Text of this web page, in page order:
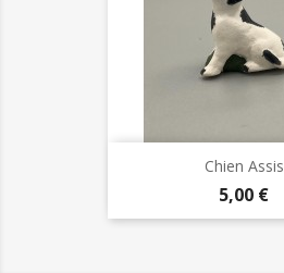
Chien Assis
Prix
5,00 €